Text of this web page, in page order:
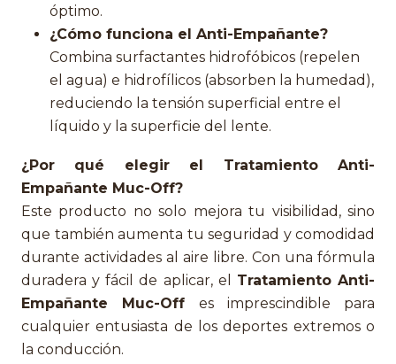
óptimo.
¿Cómo funciona el Anti-Empañante?
Combina surfactantes hidrofóbicos (repelen
el agua) e hidrofílicos (absorben la humedad),
reduciendo la tensión superficial entre el
líquido y la superficie del lente.
¿Por qué elegir el Tratamiento Anti-
Empañante Muc-Off?
Este producto no solo mejora tu visibilidad, sino
que también aumenta tu seguridad y comodidad
durante actividades al aire libre. Con una fórmula
duradera y fácil de aplicar, el Tratamiento Anti-
Empañante Muc-Off es imprescindible para
cualquier entusiasta de los deportes extremos o
la conducción.